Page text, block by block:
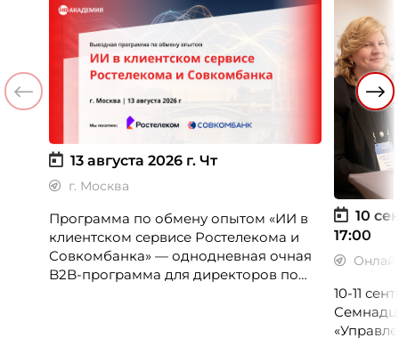
13 августа 2026 г. Чт
г. Москва
Программа по обмену опытом «ИИ в
клиентском сервисе Ростелекома и
Совкомбанка» — однодневная очная
B2B-программа для директоров по
10
17:00
10-11